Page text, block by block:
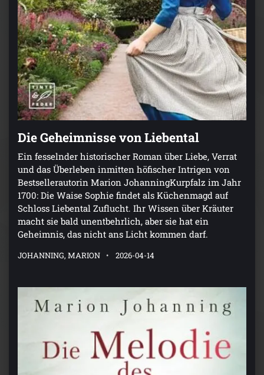
Die Geheimnisse von Liebental
Ein fesselnder historischer Roman über Liebe, Verrat
und das Überleben inmitten höfischer Intrigen von
Bestsellerautorin Marion JohanningKurpfalz im Jahr
1700: Die Waise Sophie findet als Küchenmagd auf
Schloss Liebental Zuflucht. Ihr Wissen über Kräuter
macht sie bald unentbehrlich, aber sie hat ein
Geheimnis, das nicht ans Licht kommen darf.
JOHANNING, MARION 2026-04-14